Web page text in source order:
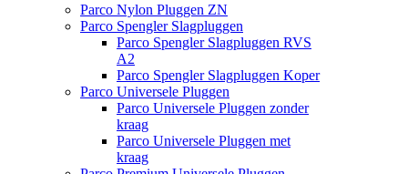
Parco Nylon Pluggen ZN
Parco Spengler Slagpluggen
Parco Spengler Slagpluggen RVS
A2
Parco Spengler Slagpluggen Koper
Parco Universele Pluggen
Parco Universele Pluggen zonder
kraag
Parco Universele Pluggen met
kraag